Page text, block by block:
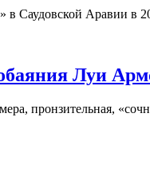
Саудовской Аравии в
Луи
пронзительная,